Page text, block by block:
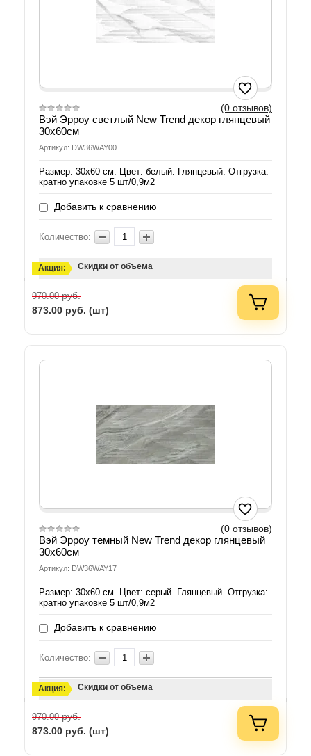
(0 отзывов)
Вэй Эрроу светлый New Trend декор глянцевый
30х60см
Артикул: DW36WAY00
Размер: 30х60 см. Цвет: белый. Глянцевый. Отгрузка:
кратно упаковке 5 шт/0,9м2
Добавить к сравнению
Количество:
Акция: Скидки от объема
970.00руб.
873.00 руб. (шт)
(0 отзывов)
Вэй Эрроу темный New Trend декор глянцевый
30х60см
Артикул: DW36WAY17
Размер: 30х60 см. Цвет: серый. Глянцевый. Отгрузка:
кратно упаковке 5 шт/0,9м2
Добавить к сравнению
Количество:
Акция: Скидки от объема
970.00руб.
873.00 руб. (шт)